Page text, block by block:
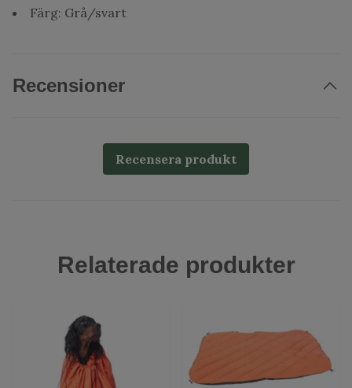
Färg: Grå/svart
Recensioner
Recensera produkt
Relaterade produkter